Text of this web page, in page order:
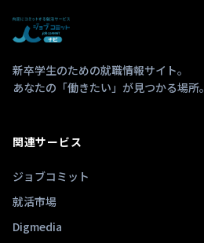
新卒学生のための就職情報サイト。
あなたの「働きたい」が見つかる場所。
関連サービス
ジョブコミット
就活市場
Digmedia